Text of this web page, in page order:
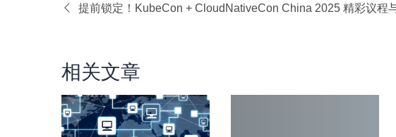
提前锁定！KubeCon + CloudNativeCon China 2025 精彩议程
相关文章